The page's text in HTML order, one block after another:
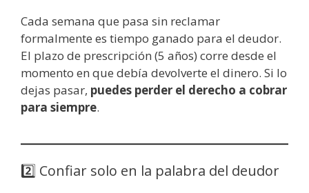
Cada semana que pasa sin reclamar
formalmente es tiempo ganado para el deudor.
El plazo de prescripción (5 años) corre desde el
momento en que debía devolverte el dinero. Si lo
dejas pasar, puedes perder el derecho a cobrar
para siempre.
2️⃣ Confiar solo en la palabra del deudor